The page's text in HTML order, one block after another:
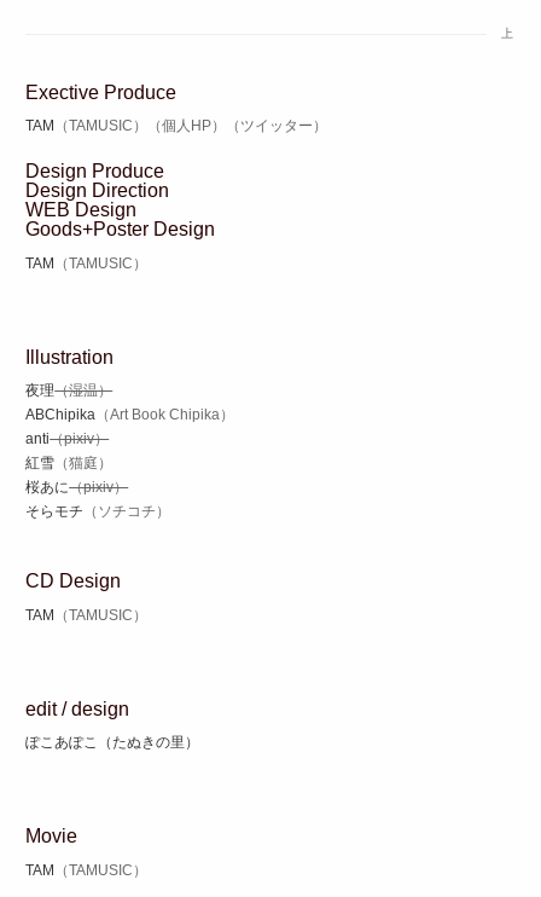
上
Exective Produce
TAM （TAMUSIC） （個人HP） （ツイッター）
Design Produce
Design Direction
WEB Design
Goods+Poster Design
TAM （TAMUSIC）
Illustration
夜理（湿温）
ABChipika （Art Book Chipika）
anti（pixiv）
紅雪 （猫庭）
桜あに（pixiv）
そらモチ （ソチコチ）
CD Design
TAM （TAMUSIC）
edit / design
ぽこあぽこ（たぬきの里）
Movie
TAM （TAMUSIC）